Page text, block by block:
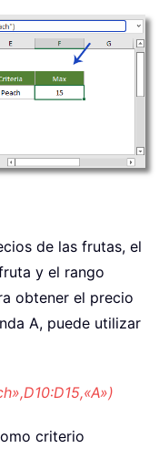
de las frutas, el
y el rango
obtener el precio
A, puede utilizar
criterio